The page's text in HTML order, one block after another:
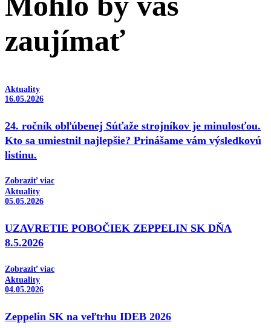
zaujímať
Aktuality
16.05.2026
24. ročník obľúbenej Súťaže strojníkov je minulosťou.
Kto sa umiestnil najlepšie? Prinášame vám výsledkovú
listinu.
Zobraziť viac
Aktuality
05.05.2026
UZAVRETIE POBOČIEK ZEPPELIN SK DŇA
8.5.2026
Zobraziť viac
Aktuality
04.05.2026
Zeppelin SK na veľtrhu IDEB 2026